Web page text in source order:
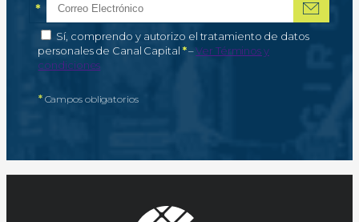
Correo electrónico
*Campo obligatorio
Autorización de tratamiento de datos personales
Sí, comprendo y autorizo el tratamiento de datos
personales de Canal Capital *–Campo obligatorio
Ver Términos y
condiciones
*Campos obligatorios